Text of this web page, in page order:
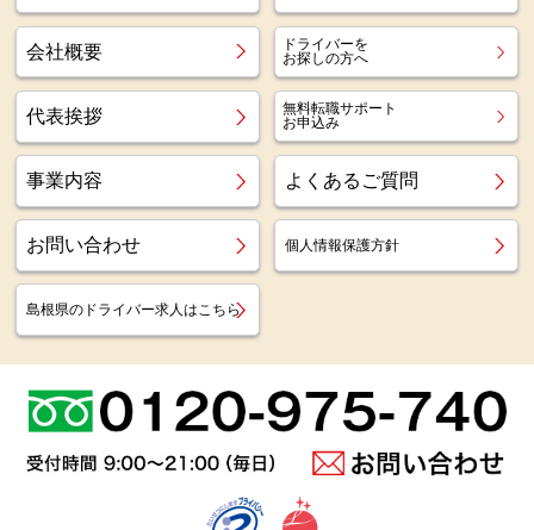
会社概要
ドライバーを
お探しの方へ
代表挨拶
無料転職サポート
お申込み
事業内容 よくあるご質問
お問い合わせ 個人情報保護方針
島根県のドライバー求人はこちら